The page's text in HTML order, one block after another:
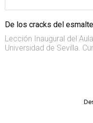
De los cracks del
Lección Inaugural del
Universidad de Sevilla.